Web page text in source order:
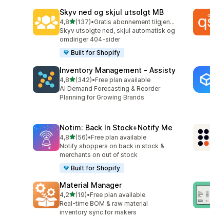
Skyv ned og skjul utsolgt MB
4,8av 5 stjerner
(137)
Totalt 137 omtaler
•
Gratis abonnement tilgjengelig
Skyv utsolgte ned, skjul automatisk og
omdiriger 404-sider
Built for Shopify
Inventory Management ‑ Assisty
4,8av 5 stjerner
(342)
Totalt 342 omtaler
•Free plan available
AI Demand Forecasting & Reorder
Planning for Growing Brands
Notim: Back In Stock+Notify Me
4,8av 5 stjerner
(56)
Totalt 56 omtaler
•Free plan available
Notify shoppers on back in stock &
merchants on out of stock
Built for Shopify
Material Manager
4,2av 5 stjerner
(19)
Totalt 19 omtaler
•Free plan available
Real-time BOM & raw material
inventory sync for makers